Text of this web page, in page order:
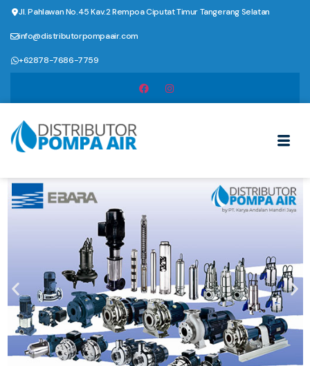
Jl. Pahlawan No.45 Kav.2 Rempoa Ciputat Timur Tangerang Selatan
info@distributorpompaair.com
+62878-7686-7759